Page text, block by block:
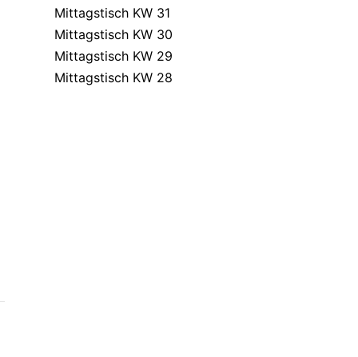
Mittagstisch KW 31
Mittagstisch KW 30
Mittagstisch KW 29
Mittagstisch KW 28